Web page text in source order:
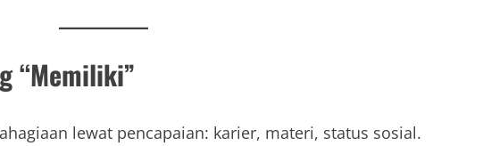
“Memiliki”
lewat pencapaian: karier, materi, status sosial.